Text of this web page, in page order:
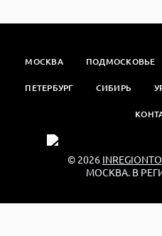
МОСКВА ПОДМОСКОВЬЕ
ПЕТЕРБУРГ СИБИРЬ
© 2026
МОСКВА. В